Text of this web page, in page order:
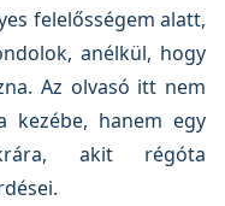
felelősségem alatt,
anélkül, hogy
Az olvasó itt nem
kezébe, hanem egy
akit régóta